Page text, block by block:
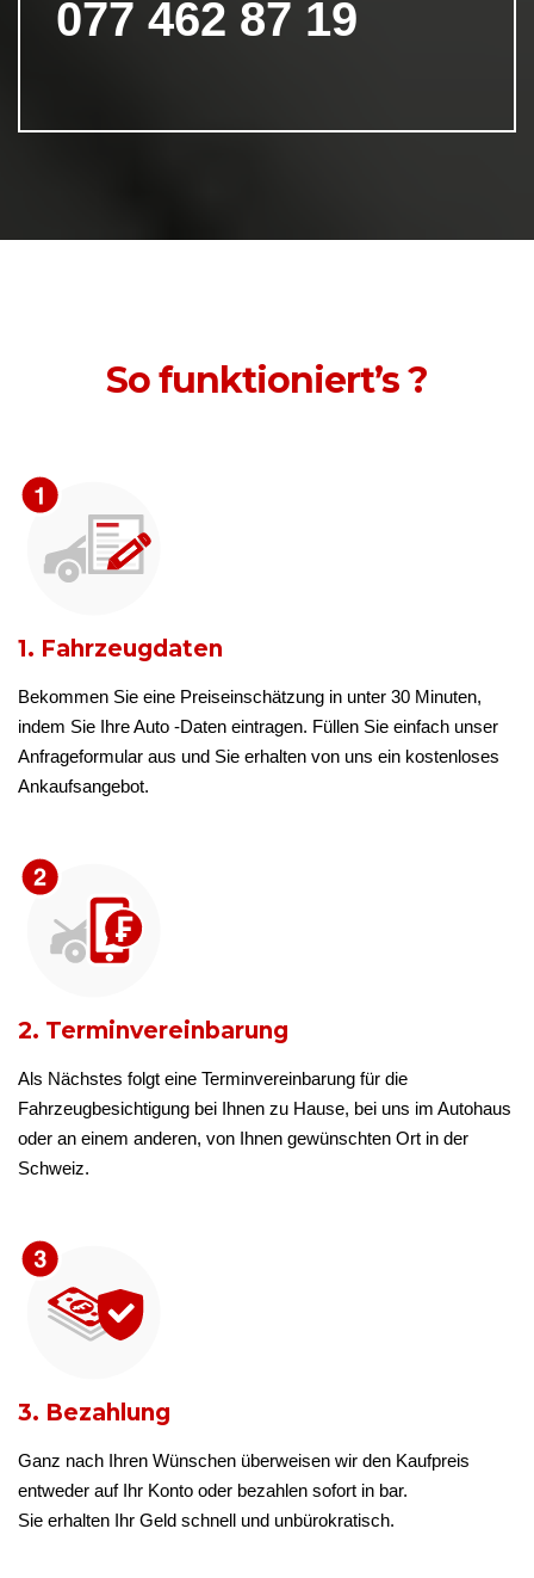
077 462 87 19
So funktioniert’s ?
1. Fahrzeugdaten
Bekommen Sie eine Preiseinschätzung in unter 30 Minuten,
indem Sie Ihre Auto -Daten eintragen. Füllen Sie einfach unser
Anfrageformular aus und Sie erhalten von uns ein kostenloses
Ankaufsangebot.
2. Terminvereinbarung
Als Nächstes folgt eine Terminvereinbarung für die
Fahrzeugbesichtigung bei Ihnen zu Hause, bei uns im Autohaus
oder an einem anderen, von Ihnen gewünschten Ort in der
Schweiz.
3. Bezahlung
Ganz nach Ihren Wünschen überweisen wir den Kaufpreis
entweder auf Ihr Konto oder bezahlen sofort in bar.
Sie erhalten Ihr Geld schnell und unbürokratisch.